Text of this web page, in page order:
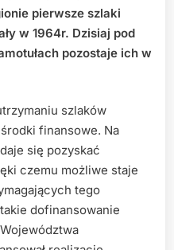
pierwsze szlaki
w 1964r. Dzisiaj pod
pozostaje ich w
szlaków
finansowe. Na
się pozyskać
czemu możliwe staje
tego
dofinansowanie